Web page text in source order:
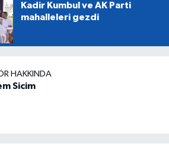
Kadir Kumbul ve AK Parti
mahalleleri gezdi
HAKKINDA
Sicim